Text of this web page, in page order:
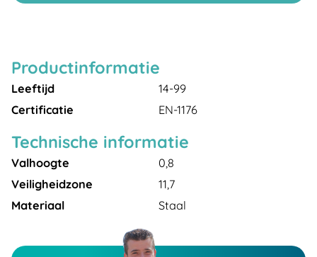
Productinformatie
Leeftijd
14-99
Certificatie
EN-1176
Technische informatie
Valhoogte
0,8
Veiligheidzone
11,7
Materiaal
Staal